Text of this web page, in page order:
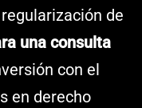
de
una consulta
con el
en derecho